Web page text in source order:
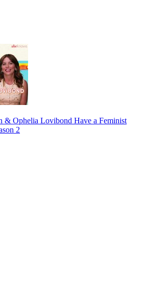
& Ophelia Lovibond Have a Feminist
2